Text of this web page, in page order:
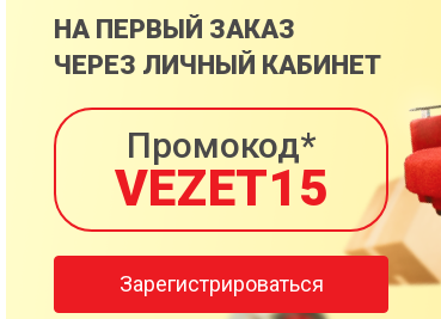
НА ПЕРВЫЙ ЗАКАЗ
ЧЕРЕЗ ЛИЧНЫЙ КАБИНЕТ
Промокод*
VEZET15
Зарегистрироваться